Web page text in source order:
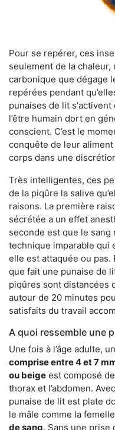
Pour se repérer, ces
seulement de la chaleur,
carbonique que dégage
repérées pendant
punaises de lit s'activent
l’être humain dort en
conscient. C’est le
conquête de leur
corps dans une
Très intelligentes, ces
de la piqûre la salive
raisons. La première
sécrétée a un effet
seconde est que le sang
technique imparable qui
elle est attaquée ou
que fait une punaise de
piqûres sont distancées
autour de 20 minutes
satisfaits du travail
A quoi ressemble une
Une fois à l’âge adulte,
comprise entre 4 et 7
ou beige est composé
thorax et l’abdomen.
punaise de lit est plate
le mâle comme la
de sang. Sans une